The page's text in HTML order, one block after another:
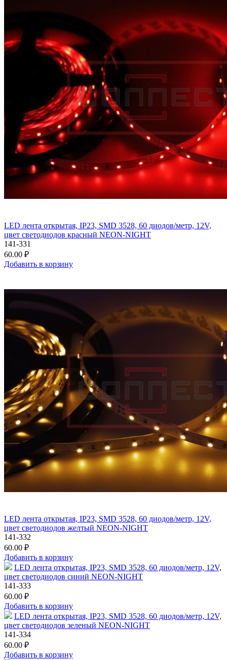
LED лента открытая, IP23, SMD 3528, 60 диодов/метр, 12V,
цвет светодиодов красный NEON-NIGHT
141-331
60.00 ₽
Добавить в корзину
LED лента открытая, IP23, SMD 3528, 60 диодов/метр, 12V,
цвет светодиодов желтый NEON-NIGHT
141-332
60.00 ₽
Добавить в корзину
LED лента открытая, IP23, SMD 3528, 60 диодов/метр, 12V,
цвет светодиодов синий NEON-NIGHT
141-333
60.00 ₽
Добавить в корзину
LED лента открытая, IP23, SMD 3528, 60 диодов/метр, 12V,
цвет светодиодов зеленый NEON-NIGHT
141-334
60.00 ₽
Добавить в корзину